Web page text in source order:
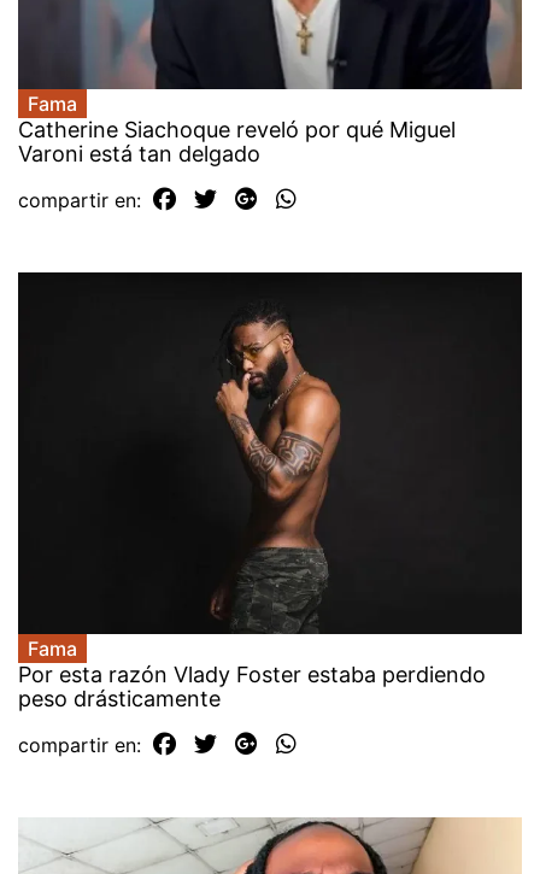
Fama
Catherine Siachoque reveló por qué Miguel
Varoni está tan delgado
compartir en:
Fama
Por esta razón Vlady Foster estaba perdiendo
peso drásticamente
compartir en: